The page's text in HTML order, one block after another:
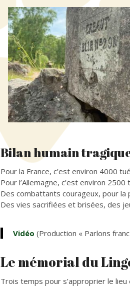
Bilan humain
Pour la France, c’est environ 4000
Pour l’Allemagne, c’est environ
Des combattants courageux, pour la
Des vies sacrifiées et brisées, des
Vidéo (Production « Parlons
Le mémorial du
Trois temps pour s’approprier le